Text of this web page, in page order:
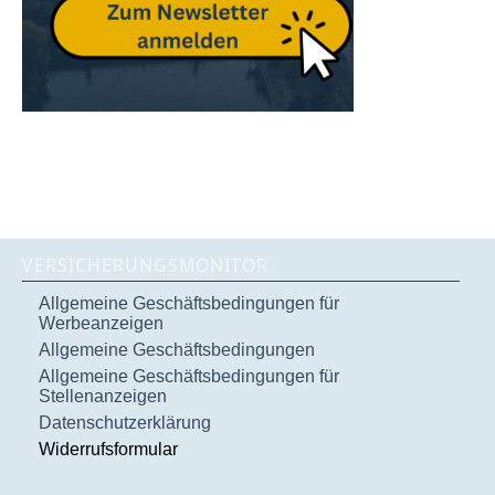
VERSICHERUNGSMONITOR
Allgemeine Geschäftsbedingungen für
Werbeanzeigen
Allgemeine Geschäftsbedingungen
Allgemeine Geschäftsbedingungen für
Stellenanzeigen
Datenschutzerklärung
Widerrufsformular